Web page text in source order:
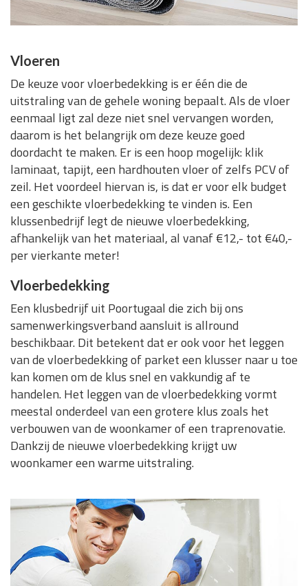
Vloeren
De keuze voor vloerbedekking is er één die de
uitstraling van de gehele woning bepaalt. Als de vloer
eenmaal ligt zal deze niet snel vervangen worden,
daarom is het belangrijk om deze keuze goed
doordacht te maken. Er is een hoop mogelijk: klik
laminaat, tapijt, een hardhouten vloer of zelfs PCV of
zeil. Het voordeel hiervan is, is dat er voor elk budget
een geschikte vloerbedekking te vinden is. Een
klussenbedrijf legt de nieuwe vloerbedekking,
afhankelijk van het materiaal, al vanaf €12,- tot €40,-
per vierkante meter!
Vloerbedekking
Een klusbedrijf uit Poortugaal die zich bij ons
samenwerkingsverband aansluit is allround
beschikbaar. Dit betekent dat er ook voor het leggen
van de vloerbedekking of parket een klusser naar u toe
kan komen om de klus snel en vakkundig af te
handelen. Het leggen van de vloerbedekking vormt
meestal onderdeel van een grotere klus zoals het
verbouwen van de woonkamer of een traprenovatie.
Dankzij de nieuwe vloerbedekking krijgt uw
woonkamer een warme uitstraling.